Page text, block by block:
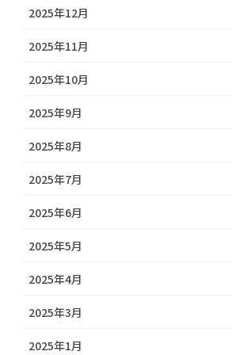
2025年12月
2025年11月
2025年10月
2025年9月
2025年8月
2025年7月
2025年6月
2025年5月
2025年4月
2025年3月
2025年1月